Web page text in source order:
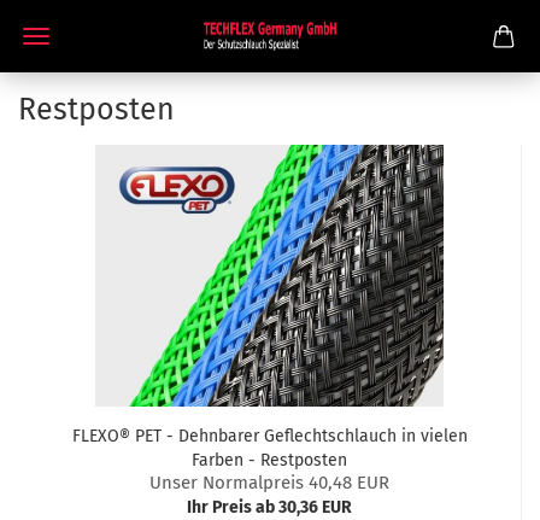
Restposten
FLEXO® PET - Dehnbarer Geflechtschlauch in vielen
Farben - Restposten
Unser Normalpreis 40,48 EUR
Ihr Preis ab 30,36 EUR